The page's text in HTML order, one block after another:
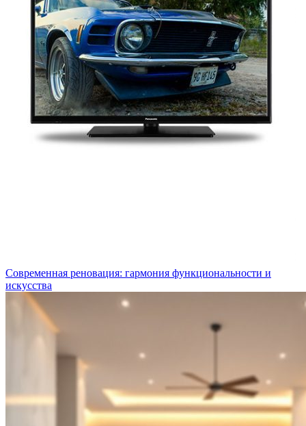
Современная реновация: гармония функциональности и
искусства